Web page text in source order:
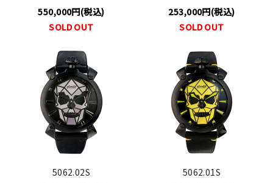
550,000円(税込)
SOLD OUT
253,000円(税込)
SOLD OUT
5062.02S
5062.01S